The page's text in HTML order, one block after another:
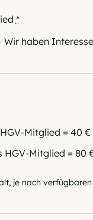
*
Wir haben
Mitglied = 40 €
HGV-Mitglied = 80
je nach